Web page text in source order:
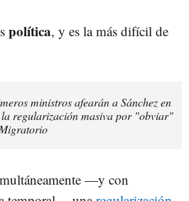
política, y es la más difícil de
ministros afearán a Sánchez en
la regularización masiva por "obviar"
—y con